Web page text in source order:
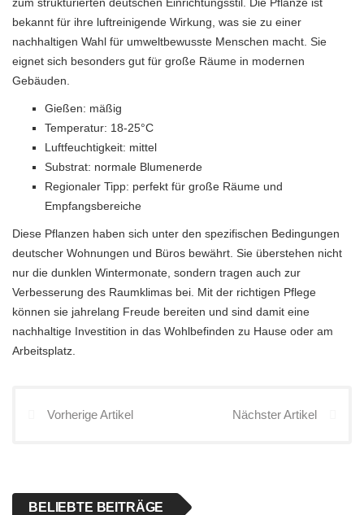
bekannt für ihre luftreinigende Wirkung, was sie zu einer
nachhaltigen Wahl für umweltbewusste Menschen macht. Sie
eignet sich besonders gut für große Räume in modernen
Gebäuden.
Gießen: mäßig
Temperatur: 18-25°C
Luftfeuchtigkeit: mittel
Substrat: normale Blumenerde
Regionaler Tipp: perfekt für große Räume und
Empfangsbereiche
Diese Pflanzen haben sich unter den spezifischen Bedingungen
deutscher Wohnungen und Büros bewährt. Sie überstehen nicht
nur die dunklen Wintermonate, sondern tragen auch zur
Verbesserung des Raumklimas bei. Mit der richtigen Pflege
können sie jahrelang Freude bereiten und sind damit eine
nachhaltige Investition in das Wohlbefinden zu Hause oder am
Arbeitsplatz.
Vorherige Artikel Nächster Artikel
BELIEBTE BEITRÄGE